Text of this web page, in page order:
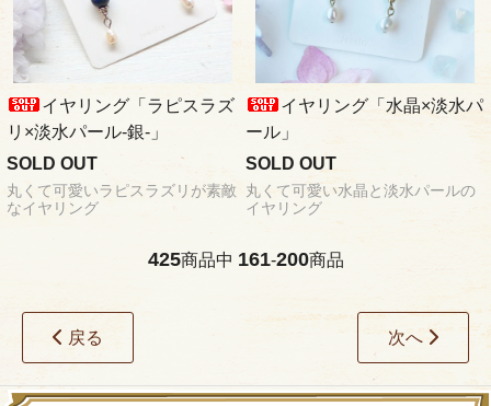
イヤリング「ラピスラズ
リ×淡水パール-銀-」
SOLD OUT
丸くて可愛いラピスラズリが素敵
なイヤリング
イヤリング「水晶×淡水パ
ール」
SOLD OUT
丸くて可愛い水晶と淡水パールの
イヤリング
425商品中 161-200商品
戻る 次へ